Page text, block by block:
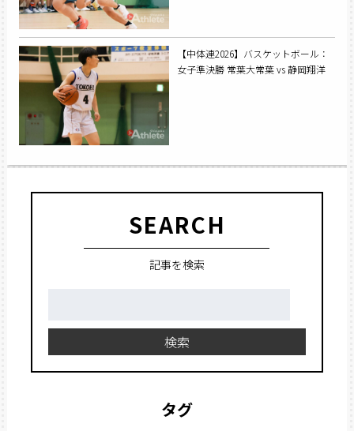
【中体連2026】バスケットボール：
女子準決勝 常葉大常葉 vs 静岡翔洋
SEARCH
記事を検索
検索
タグ